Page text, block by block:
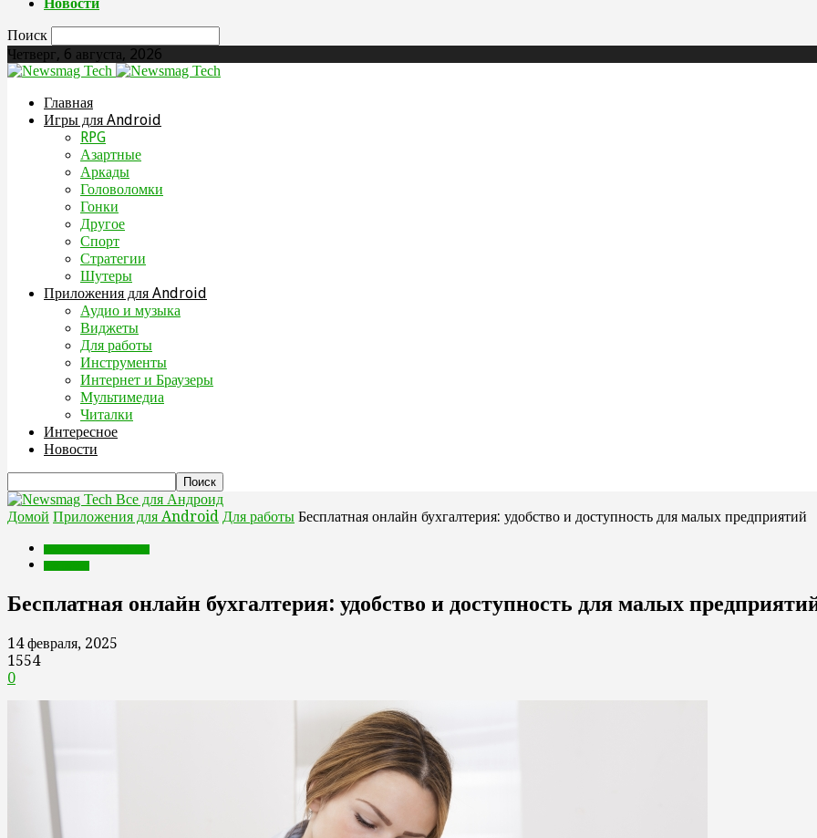
Поиск
Четверг, 6 августа, 2026
Главная
Игры для Android
RPG
Азартные
Аркады
Головоломки
Гонки
Другое
Спорт
Стратегии
Шутеры
Приложения для Android
Аудио и музыка
Виджеты
Для работы
Инструменты
Интернет и Браузеры
Мультимедиа
Читалки
Интересное
Новости
Все для Андроид
Домой Приложения для Android Для работы Бесплатная онлайн бухгалтерия: удобство и доступность для малых предприятий
Бесплатная онлайн бухгалтерия: удобство и доступность для малых
14 февраля, 2025
1554
0